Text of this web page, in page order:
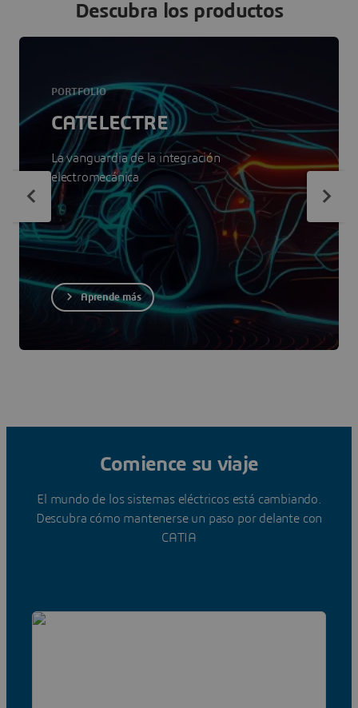
Descubra los productos
PORTFOLIO
CATELECTRE
La vanguardia de la integración
electromecánica
Aprende más
Comience su viaje
El mundo de los sistemas eléctricos está cambiando.
Descubra cómo mantenerse un paso por delante con
CATIA